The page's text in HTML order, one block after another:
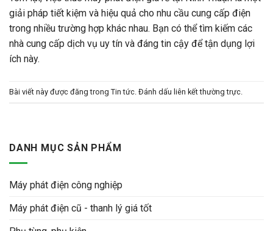
giải pháp tiết kiệm và hiệu quả cho nhu cầu cung cấp điện
trong nhiều trường hợp khác nhau. Bạn có thể tìm kiếm các
nhà cung cấp dịch vụ uy tín và đáng tin cậy để tận dụng lợi
ích này.
Bài viết này được đăng trong Tin tức . Đánh dấu liên kết thường trực
DANH MỤC SẢN PHẨM
Máy phát điện công nghiệp
Máy phát điện cũ - thanh lý giá tốt